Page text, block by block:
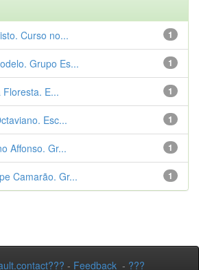
1
Curso no...
1
Grupo Es...
1
E...
1
Esc...
1
Affonso. Gr...
1
Camarão. Gr...
- Feedback - ???